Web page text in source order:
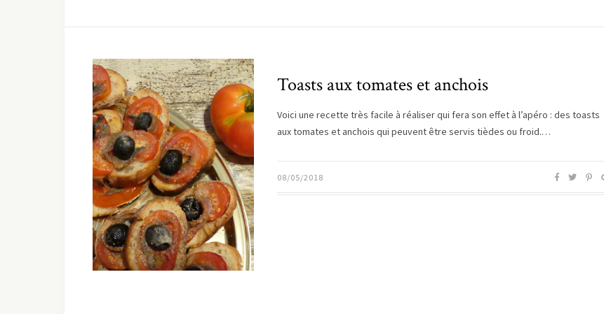
Toasts aux tomates et anchois
Voici une recette très facile à réaliser qui fera son effet à l’apéro : des toasts
aux tomates et anchois qui peuvent être servis tièdes ou froid.…
08/05/2018